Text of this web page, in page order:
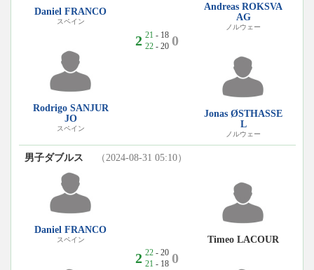
Daniel FRANCO
スペイン
Rodrigo SANJUR
JO
スペイン
2 21 - 18
22- 20 0
Andreas ROKSVA
AG
ノルウェー
Jonas ØSTHASSE
L
ノルウェー
男子ダブルス （2024-08-31 05:10）
Daniel FRANCO
スペイン
2 22- 20
21 - 18 0
Timeo LACOUR